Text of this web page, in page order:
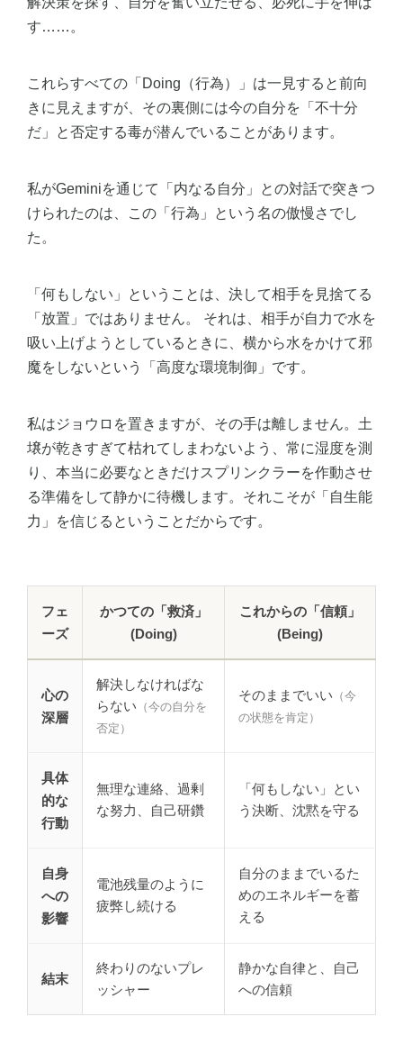
す……。
これらすべての「Doing（行為）」は一見すると前向
きに見えますが、その裏側には今の自分を「不十分
だ」と否定する毒が潜んでいることがあります。
私がGeminiを通じて「内なる自分」との対話で突きつ
けられたのは、この「行為」という名の傲慢さでし
た。
「何もしない」ということは、決して相手を見捨てる
「放置」ではありません。 それは、相手が自力で水を
吸い上げようとしているときに、横から水をかけて邪
魔をしないという「高度な環境制御」です。
私はジョウロを置きますが、その手は離しません。土
壌が乾きすぎて枯れてしまわないよう、常に湿度を測
り、本当に必要なときだけスプリンクラーを作動させ
る準備をして静かに待機します。それこそが「自生能
力」を信じるということだからです。
フェ
ーズ
かつての「救済」
(Doing)
これからの「信頼」
(Being)
心の
深層
解決しなければな
らない （今の自分を
否定）
そのままでいい （今
の状態を肯定）
具体
的な
行動
無理な連絡、過剰
な努力、自己研鑽
「何もしない」とい
う決断、沈黙を守る
自身
への
影響
電池残量のように
疲弊し続ける
自分のままでいるた
めのエネルギーを蓄
える
結末
終わりのないプレ
ッシャー
静かな自律と、自己
への信頼